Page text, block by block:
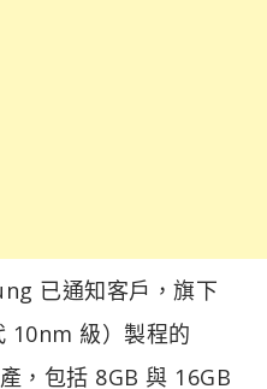
已通知客戶，旗下
10nm 級）製程的
，包括 8GB 與 16GB